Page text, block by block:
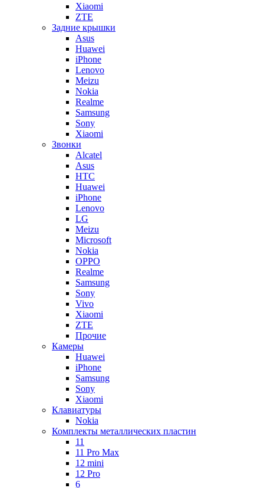
Xiaomi
ZTE
Задние крышки
Asus
Huawei
iPhone
Lenovo
Meizu
Nokia
Realme
Samsung
Sony
Xiaomi
Звонки
Alcatel
Asus
HTC
Huawei
iPhone
Lenovo
LG
Meizu
Microsoft
Nokia
OPPO
Realme
Samsung
Sony
Vivo
Xiaomi
ZTE
Прочие
Камеры
Huawei
iPhone
Samsung
Sony
Xiaomi
Клавиатуры
Nokia
Комплекты металлических пластин
11
11 Pro Max
12 mini
12 Pro
6